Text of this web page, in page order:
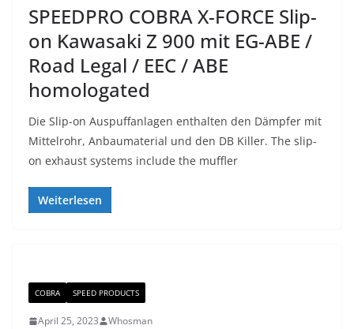
SPEEDPRO COBRA X-FORCE Slip-
on Kawasaki Z 900 mit EG-ABE /
Road Legal / EEC / ABE
homologated
Die Slip-on Auspuffanlagen enthalten den Dämpfer mit
Mittelrohr, Anbaumaterial und den DB Killer. The slip-
on exhaust systems include the muffler
Weiterlesen
COBRA SPEED PRODUCTS
April 25, 2023 Whosman